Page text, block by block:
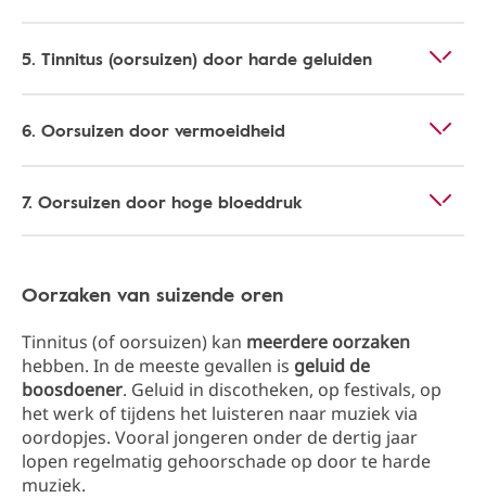
5. Tinnitus (oorsuizen) door harde geluiden
6. Oorsuizen door vermoeidheid
7. Oorsuizen door hoge bloeddruk
Oorzaken van suizende oren
Tinnitus (of oorsuizen) kan meerdere oorzaken
hebben. In de meeste gevallen is geluid de
boosdoener. Geluid in discotheken, op festivals, op
het werk of tijdens het luisteren naar muziek via
oordopjes. Vooral jongeren onder de dertig jaar
lopen regelmatig gehoorschade op door te harde
muziek.